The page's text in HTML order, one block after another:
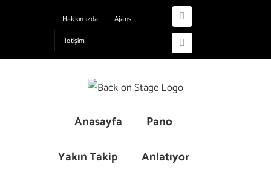
Hakkımızda
Ajans
İletişim
Instagram
YouTube
Anasayfa
Pano
Yakın Takip
Anlatıyor